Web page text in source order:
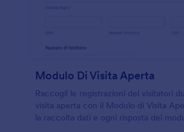
Modulo Di Visita Aperta
Raccogli le registrazioni dei visitatori
visita aperta con il Modulo di Visita
la raccolta dati e ogni risposta del